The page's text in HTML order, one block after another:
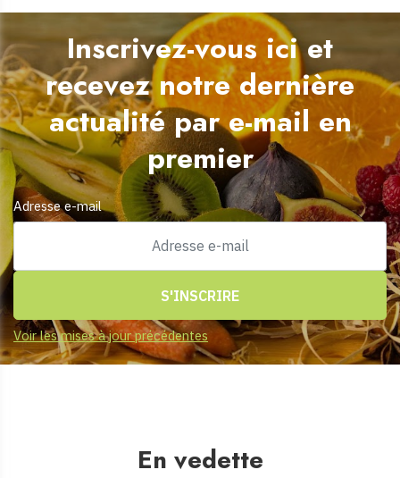
Inscrivez-vous ici et
recevez notre dernière
actualité par e-mail en
premier
Adresse e-mail
Voir les mises à jour précédentes
En vedette